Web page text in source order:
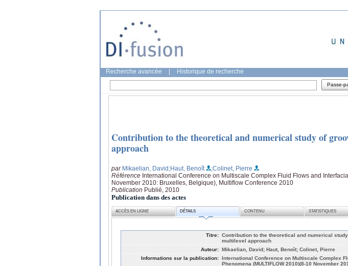
Recherche avancée Historique de recherche
Passe-
Contribution to the theoretical and numerical study of
approach
par Mikaelian, David;Haut, Benoît
;Colinet, Pierre
Référence International Conference on Multiscale Complex Fluid Flows and
November 2010: Bruxelles, Belgique), Multiflow Conference 2010
Publication Publié, 2010
Publication dans des actes
ACCÈS EN LIGNE DÉTAILS CONTENU STATISTIQUES
Titre: Contribution to the theoretical and numerical
multilevel approach
Auteur: Mikaelian, David; Haut, Benoît; Colinet, Pierre
Informations sur la publication: International Conference on Multiscale Complex
Phenomena (MULTIFLOW 2010)(8-10 November